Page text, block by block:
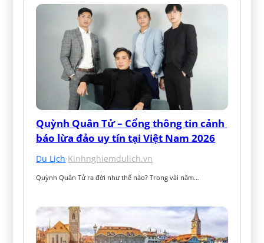
Quỳnh Quân Tử – Cổng thông tin cảnh
báo lừa đảo uy tín tại Việt Nam 2026
Du Lịch·Kinhnghiemdulich.vn
Quỳnh Quân Tử ra đời như thế nào? Trong vài năm…